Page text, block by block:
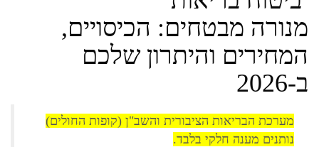
מנורה מבטחים: הכיסויים,
המחירים והיתרון שלכם
ב-2026
מערכת הבריאות הציבורית והשב"ן (קופות החולים)
נותנים מענה חלקי בלבד.